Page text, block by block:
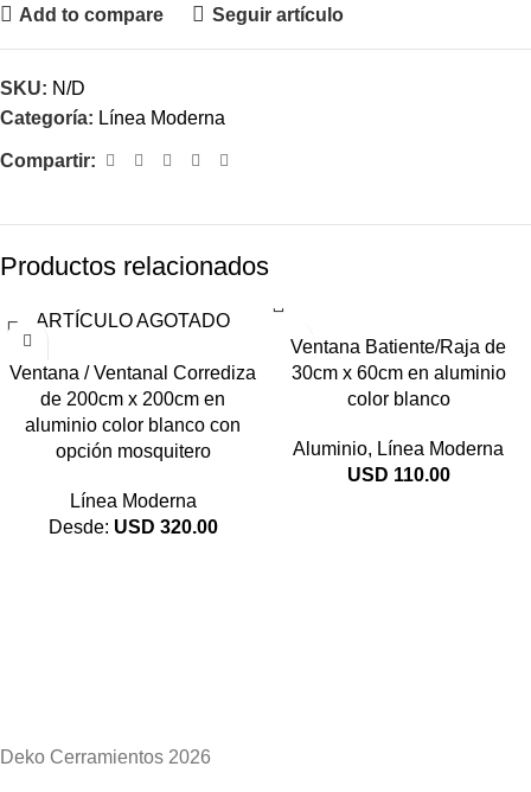
Add to compare Seguir artículo
SKU: N/D
Categoría: Línea Moderna
Compartir:
Productos relacionados
ARTÍCULO AGOTADO
Ventana / Ventanal Corrediza
de 200cm x 200cm en
aluminio color blanco con
opción mosquitero
Línea Moderna
Desde: USD 320.00
Ventana Batiente/Raja de
30cm x 60cm en aluminio
color blanco
Aluminio, Línea Moderna
USD 110.00
Deko Cerramientos 2026